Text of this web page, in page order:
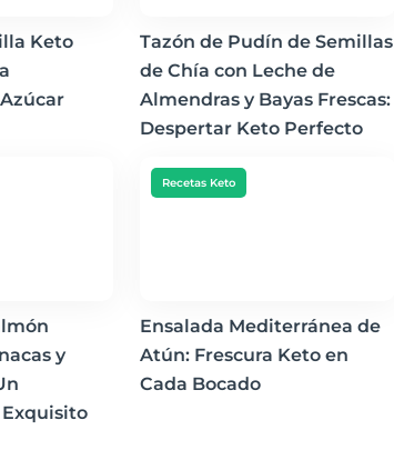
Keto
Tazón de Pudín de Semillas
de Chía con Leche de
Almendras y Bayas Frescas:
Despertar Keto Perfecto
y
Recetas Keto
Ensalada Mediterránea de
Atún: Frescura Keto en
Cada Bocado